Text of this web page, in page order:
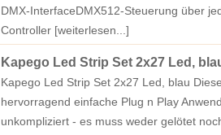
DMX-InterfaceDMX512-Steuerung über
Controller [weiterlesen...]
Kapego Led Strip Set 2x27 Led,
Kapego Led Strip Set 2x27 Led, blau
hervorragend einfache Plug n Play
unkompliziert - es muss weder gelötet